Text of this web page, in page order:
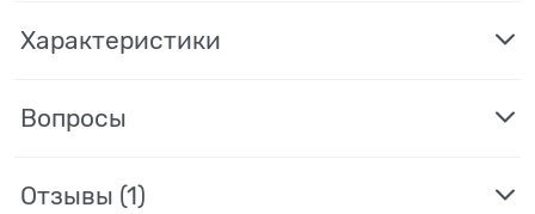
Характеристики
Вопросы
Отзывы (1)